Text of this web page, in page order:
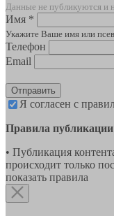
Данные не публикуются и
Имя *
Укажите Ваше имя или
Телефон
Email
Отправить
Я согласен с
Правила публикации
• Публикация
происходит только
показать правила